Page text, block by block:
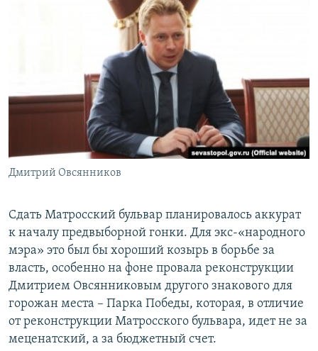
Дмитрий Овсянников
Сдать Матросский бульвар планировалось аккурат
к началу предвыборной гонки. Для экс-«народного
мэра» это был бы хороший козырь в борьбе за
власть, особенно на фоне провала реконструкции
Дмитрием Овсянниковым другого знакового для
горожан места – Парка Победы, которая, в отличие
от реконструкции Матросского бульвара, идет не за
меценатский, а за бюджетный счет.